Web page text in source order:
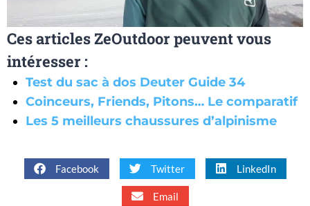
Ces articles ZeOutdoor peuvent vous
intéresser :
Test du sac à dos Deuter Guide 34
Coinceurs, Friends, Pitons… Le comparatif
Les 5 meilleurs chaussures d’alpinisme
Facebook Twitter LinkedIn
Email